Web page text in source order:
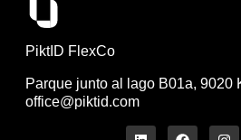
PiktID FlexCo
Parque junto al lago B01a, 9020
office@piktid.com